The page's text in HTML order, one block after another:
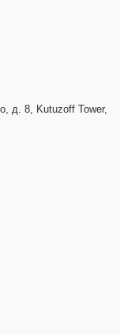
д. 8, Kutuzoff Tower,